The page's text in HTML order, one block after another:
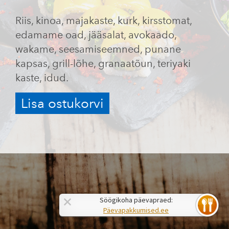
Riis, kinoa, majakaste, kurk, kirsstomat,
edamame oad, jääsalat, avokaado,
wakame, seesamiseemned, punane
kapsas, grill-lõhe, granaatõun, teriyaki
kaste, idud.
Lisa ostukorvi
Söögikoha päevapraed:
Päevapakkumised.ee